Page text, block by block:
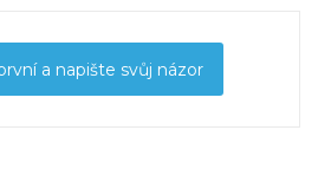
a napište svůj názor